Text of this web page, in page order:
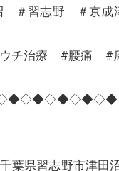
＃習志野 ＃京成
チ治療 #腰痛 #
葉県習志野市津田